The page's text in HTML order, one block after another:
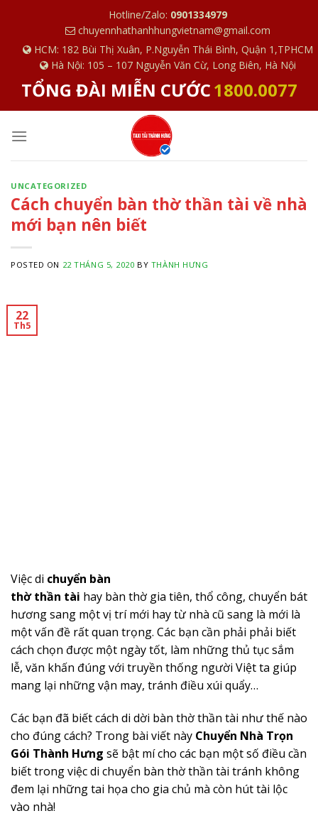
c
Hotline/Zalo: 0901334979
chuyennhathanhhungvietnam@gmail.com
HCM: 182 Bùi Thị Xuân, P.Nguyễn Thái Bình, Quận 1,TPHCM
Hà Nội: 105 – 107 Nguyễn Văn Cừ, Long Biên, Hà Nội
TỔNG ĐÀI MIỄN CƯỚC1800.0077
UNCATEGORIZED
Cách chuyển bàn thờ thần tài về nhà
mới bạn nên biết
POSTED ON 22 THÁNG 5, 2020 BY THÀNH HƯNG
22
Th5
Việc di chuyển bàn
thờ thần tài hay bàn thờ gia tiên, thổ công, chuyển bát
hương sang một vị trí mới hay từ nhà cũ sang là mới là
một vấn đề rất quan trọng. Các bạn cần phải phải biết
cách chọn được một ngày tốt, làm những thủ tục sắm
lễ, văn khấn đúng với truyền thống người Việt ta giúp
mang lại những vận may, tránh điều xúi quẩy…
Các bạn đã biết cách di dời bàn thờ thần tài như thế nào
cho đúng cách? Trong bài viết này Chuyển Nhà Trọn
Gói Thành Hưng sẽ bật mí cho các bạn một số điều cần
biết trong việc di chuyển bàn thờ thần tài tránh không
đem lại những tai họa cho gia chủ mà còn hút tài lộc
vào nhà!